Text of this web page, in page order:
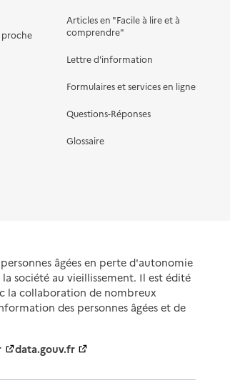
proche
Articles en "Facile à lire et à
comprendre"
Lettre d'information
Formulaires et services en ligne
Questions-Réponses
Glossaire
âgées en perte d'autonomie
société au vieillissement. Il est édité
la collaboration de nombreux
des personnes âgées et de
data.gouv.fr